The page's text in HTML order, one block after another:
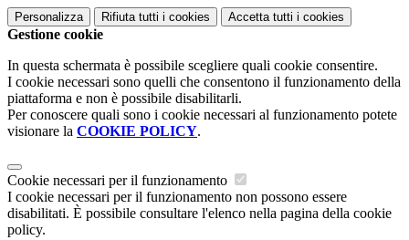
Personalizza Rifiuta tutti i cookies Accetta tutti i cookies
Gestione cookie
In questa schermata è possibile scegliere quali cookie consentire.
I cookie necessari sono quelli che consentono il funzionamento della
piattaforma e non è possibile disabilitarli.
Per conoscere quali sono i cookie necessari al funzionamento potete
visionare la COOKIE POLICY.
Cookie necessari per il funzionamento
I cookie necessari per il funzionamento non possono essere
disabilitati. È possibile consultare l'elenco nella pagina della cookie
policy.